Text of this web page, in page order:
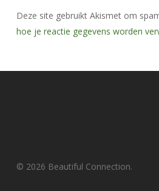
Deze site gebruikt Akismet om
hoe je reactie gegevens worden
© 2026 Beautiful Connection.